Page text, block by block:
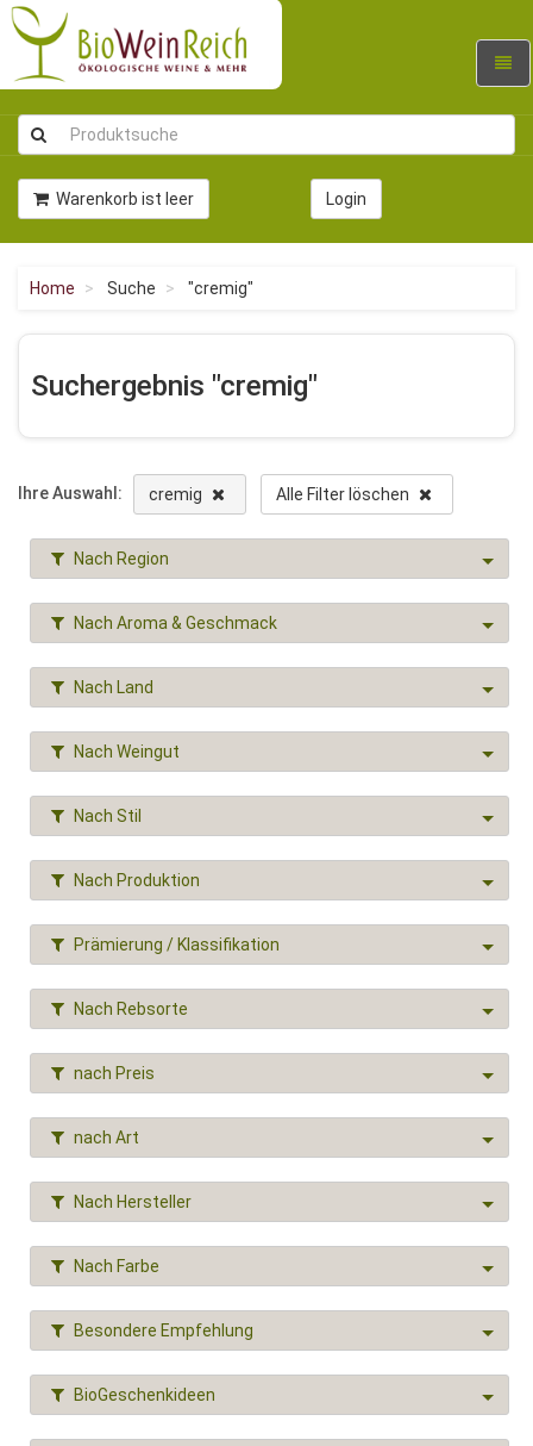
Warenkorb ist leer Login
Home Suche "cremig"
Suchergebnis "cremig"
Ihre Auswahl: cremig Alle Filter löschen
Nach Region
Nach Aroma & Geschmack
Nach Land
Nach Weingut
Nach Stil
Nach Produktion
Prämierung / Klassifikation
Nach Rebsorte
nach Preis
nach Art
Nach Hersteller
Nach Farbe
Besondere Empfehlung
BioGeschenkideen